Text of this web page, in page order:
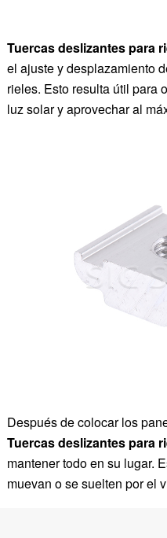
Tuercas deslizantes para
el ajuste y desplazamiento
rieles. Esto resulta útil para
luz solar y aprovechar al
Después de colocar los
Tuercas deslizantes para
mantener todo en su lugar.
muevan o se suelten por el